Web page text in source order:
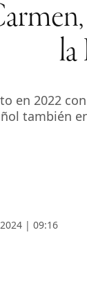
la
en 2022
también
| 09:16